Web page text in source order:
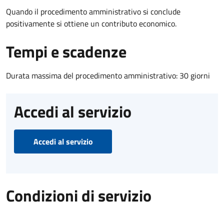
Quando il procedimento amministrativo si conclude
positivamente si ottiene un contributo economico.
Tempi e scadenze
Durata massima del procedimento amministrativo: 30 giorni
Accedi al servizio
Accedi al servizio
Condizioni di servizio